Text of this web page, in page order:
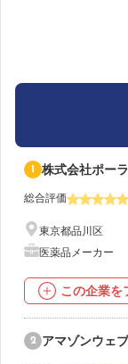
1 株式会社ポー
総合評価
東京都品川区
医薬品メーカー
この企業を
2 アマゾンウェ